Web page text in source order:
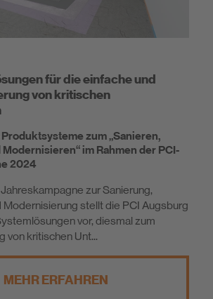
für die einfache und
von kritischen
zum „Sanieren,
im Rahmen der PCI-
2024
zur Sanierung,
Modernisierung stellt die PCI Augsburg
vor, diesmal zum
von kritischen Unt...
MEHR ERFAHREN